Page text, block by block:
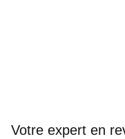
Votre expert en